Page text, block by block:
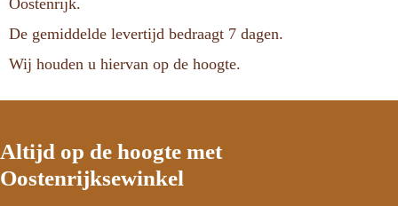
De gemiddelde levertijd bedraagt 7 dagen.
Wij houden u hiervan op de hoogte.
Altijd op de hoogte met
Oostenrijksewinkel